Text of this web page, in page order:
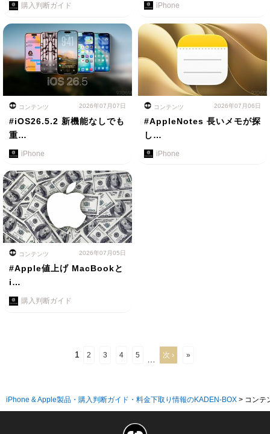
購入判断ガイド iPhone
コンテンツ 2026年07月07日
#iOS26.5.2 新機能なしでも
重…
iPhone
コンテンツ 2026年07月06日
#AppleNotes 長いメモが探
し…
iPhone
コンテンツ 2026年07月05日
#Apple値上げ MacBookと
i…
購入判断ガイド
1 2 3 4 5 次 › »
iPhone & Apple製品・購入判断ガイド・料金下取り情報のKADEN-BOX > コンテ